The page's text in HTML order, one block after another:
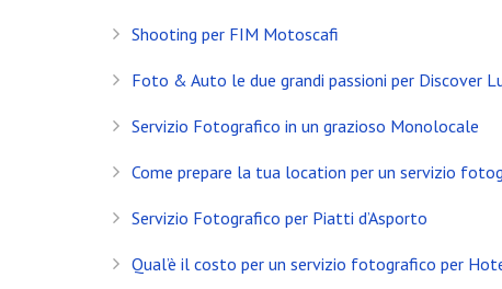
Shooting per FIM Motoscafi
Foto & Auto le due grandi passioni per Discover
Servizio Fotografico in un grazioso Monolocale
Come prepare la tua location per un servizio
Servizio Fotografico per Piatti d’Asporto
Qual’è il costo per un servizio fotografico per
NEWS